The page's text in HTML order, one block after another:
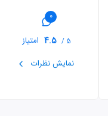
0
5 /
4.5 امتیاز
نمایش نظرات